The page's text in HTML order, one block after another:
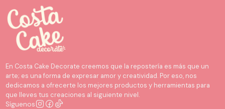
En Costa Cake Decorate creemos que la repostería es más que un
arte; es una forma de expresar amor y creatividad. Por eso, nos
dedicamos a ofrecerte los mejores productos y herramientas para
que lleves tus creaciones al siguiente nivel.
Síguenos